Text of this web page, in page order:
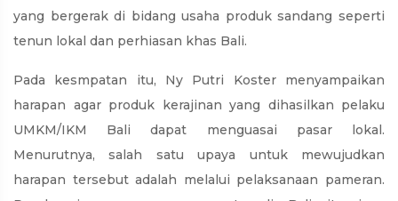
yang bergerak di bidang usaha produk sandang seperti
tenun lokal dan perhiasan khas Bali.
Pada kesmpatan itu, Ny Putri Koster menyampaikan
harapan agar produk kerajinan yang dihasilkan pelaku
UMKM/IKM Bali dapat menguasai pasar lokal.
Menurutnya, salah satu upaya untuk mewujudkan
harapan tersebut adalah melalui pelaksanaan pameran.